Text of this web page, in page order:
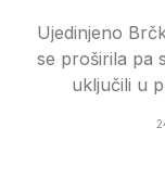
Ujedinjeno
se proširila pa
uključili u